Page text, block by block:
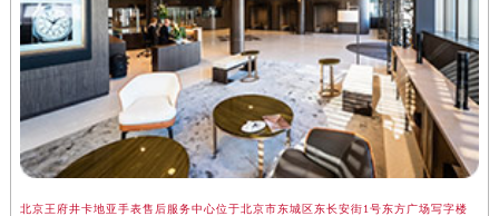
北京王府井卡地亚手表售后服务中心位于北京市东城区东长安街1号东方广场写字楼